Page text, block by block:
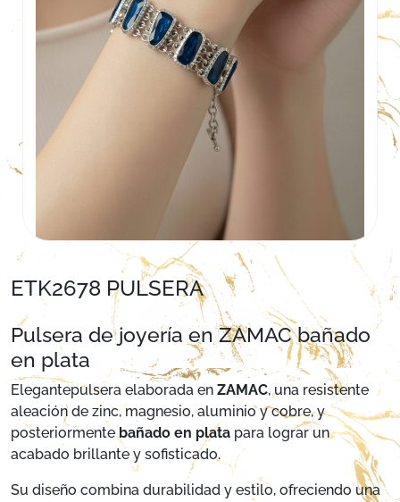
ETK2678 PULSERA
Pulsera de joyería en ZAMAC bañado
en plata
Elegantepulsera elaborada en ZAMAC, una resistente
aleación de zinc, magnesio, aluminio y cobre, y
posteriormentebañado en plata para lograr un
acabado brillante y sofisticado.
Su diseño combina durabilidad y estilo, ofreciendo una